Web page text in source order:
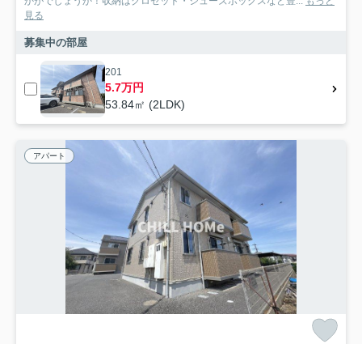
見る
募集中の部屋
201
5.7万円
53.84㎡ (2LDK)
アパート